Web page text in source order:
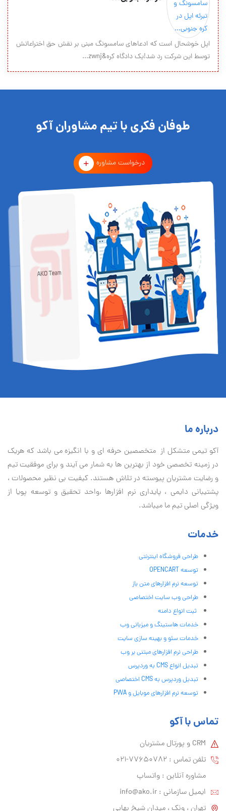
اپل خوشحال است که ادعاهای سامسونگ مبنی بر نقش حق اختراعاتش
توسط این شرکت رد شد!یک دادگاه کره&zwnj...
طوفان فکری با تیم مشاوران آکو
درخواست مشاوره
درباره ما
آكو تيمی متشکل از متخصصین حرفه ای و با انگیزه می باشد که هریک
در زمینه تخصصی خود از بهترین ها به شمار می آیند و برای موفقیت تيم
و رضایت مشتریان پیوسته در تلاش هستند. کیفیت بی نظير محصولات ،
پشتیبانی دايمی ، پایداری نرم افزارها ،واحد تحقیق و توسعه پویا از
ویژگی اصلی تیم ما میباشد.
خدمات
طراحی فروشگاه اینترنتی
توسعه OPENCART
توسعه نرم افزارهای متن باز
طراحی وب سایت اختصاصی
ثبت انواع دامنه
خدمات هاستینگ و میزبانی وب
خدمات سئو و بهینه سازی سایت
طراحی نرم افزارهای مبتنی بر وب
تبدیل انواع CMS به وردپرس
تبدیل وردپرس به CMS اختصاصی
توسعه نرم افزارهای موبایل و PWA
تماس با آکو
CRM و پورتال مشتریان
تلفن تماس :‌ 77650782-021
مشاوره آنلاین : واتساپ
ایمیل سازمانی :‌ info@ako.ir
تهران ، ونک ، میدان شیخ بهایی